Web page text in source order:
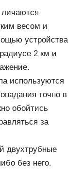
весом и
устройства
2 км и
используются
точно в
обойтись
за
двухтрубные
без него.